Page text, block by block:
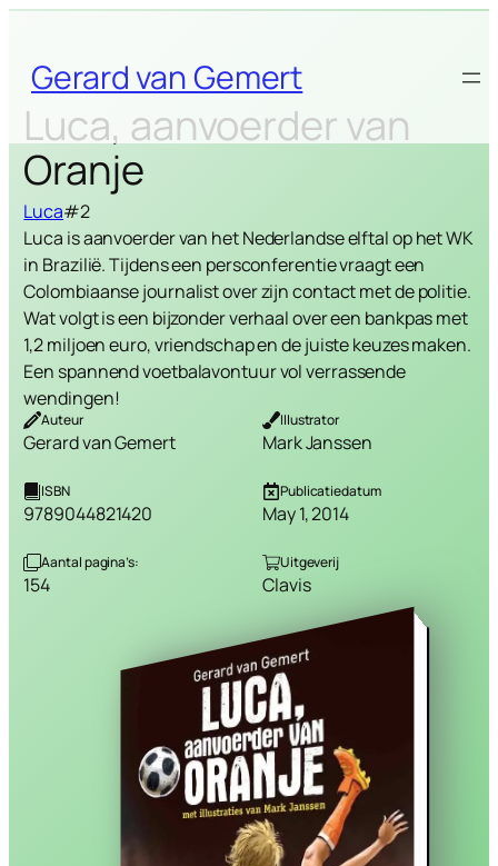
Skip
content
Gerard van Gemert
Luca, aanvoerder van
Oranje
Luca#2
Luca is aanvoerder van het Nederlandse elftal op het WK
in Brazilië. Tijdens een persconferentie vraagt een
Colombiaanse journalist over zijn contact met de politie.
Wat volgt is een bijzonder verhaal over een bankpas met
1,2 miljoen euro, vriendschap en de juiste keuzes maken.
Een spannend voetbalavontuur vol verrassende
wendingen!
Auteur
Gerard van Gemert
Illustrator
Mark Janssen
ISBN
9789044821420
Publicatiedatum
May 1, 2014
Aantal pagina’s:
154
Uitgeverij
Clavis